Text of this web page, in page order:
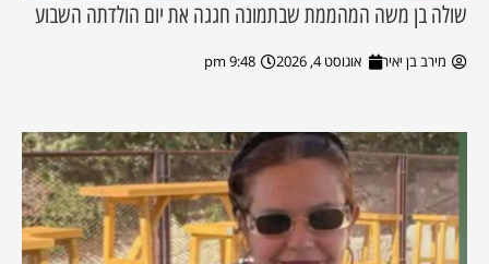
שולה בן משה המהממת שבתמונה חגגה את יום הולדתה השבוע
מירב בן יאיר אוגוסט 4, 2026 9:48 pm